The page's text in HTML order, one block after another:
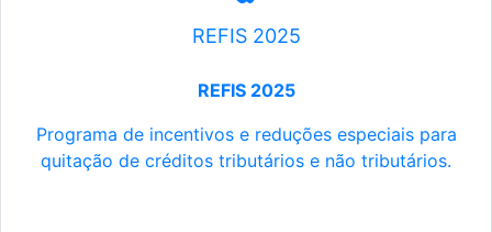
REFIS 2025
REFIS 2025
Programa de incentivos e reduções especiais para
quitação de créditos tributários e não tributários.